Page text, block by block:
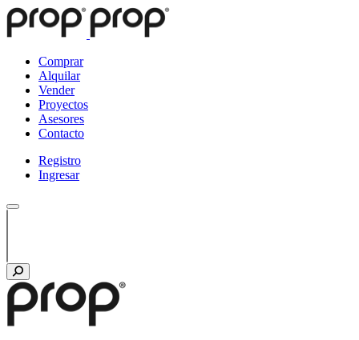
Comprar
Alquilar
Vender
Proyectos
Asesores
Contacto
Registro
Ingresar